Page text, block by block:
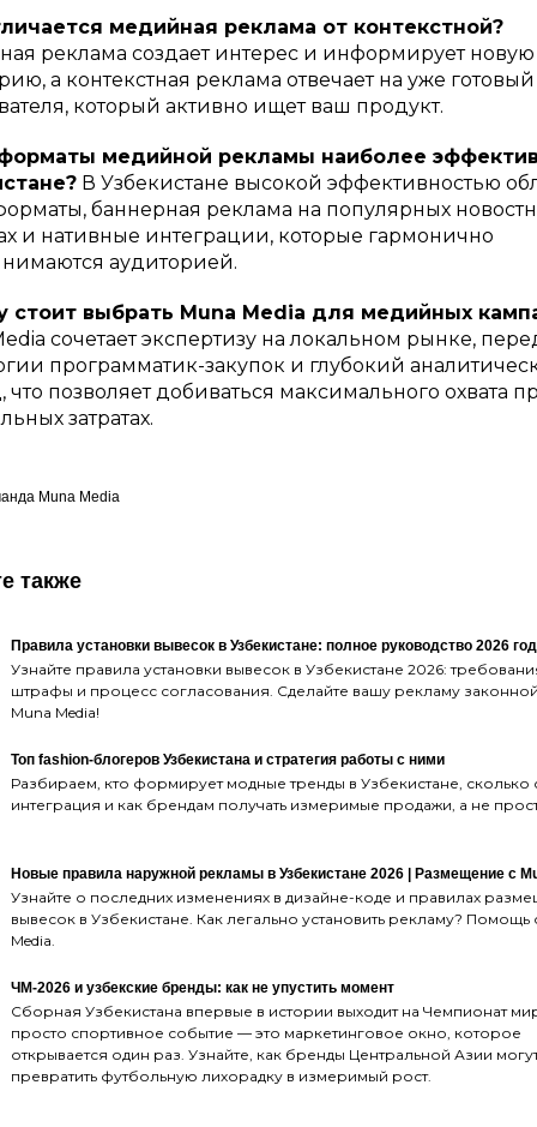
медийная реклама от контекстной?
реклама создает интерес и информирует новую
а контекстная реклама отвечает на уже
который активно ищет ваш продукт.
медийной рекламы наиболее
В Узбекистане высокой эффективностью
баннерная реклама на популярных
и нативные интеграции, которые гармонично
аудиторией.
стоит выбрать Muna Media для медийных
сочетает экспертизу на локальном рынке,
программатик-закупок и глубокий
что позволяет добиваться максимального охвата
затратах.
Muna Media
также
Правила установки вывесок в Узбекистане: полное руководство 2026
Узнайте правила установки вывесок в Узбекистане 2026:
штрафы и процесс согласования. Сделайте вашу рекламу
Muna Media!
Топ fashion-блогеров Узбекистана и стратегия работы с ними
Разбираем, кто формирует модные тренды в Узбекистане, сколько
интеграция и как брендам получать измеримые продажи, а не
Новые правила наружной рекламы в Узбекистане 2026 | Размещение с
Узнайте о последних изменениях в дизайне-коде и правилах
вывесок в Узбекистане. Как легально установить рекламу? Помощь
Media.
ЧМ-2026 и узбекские бренды: как не упустить момент
Сборная Узбекистана впервые в истории выходит на Чемпионат
просто спортивное событие — это маркетинговое окно, которое
открывается один раз. Узнайте, как бренды Центральной Азии
превратить футбольную лихорадку в измеримый рост.